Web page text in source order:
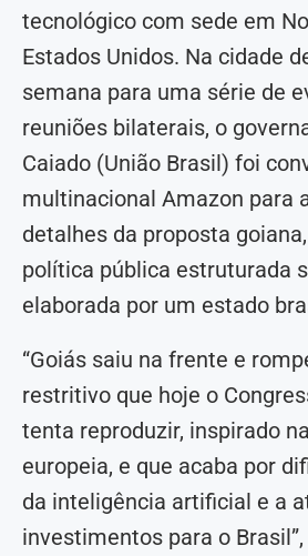
tecnológico com sede em
Estados Unidos. Na cidade
semana para uma série de
reuniões bilaterais, o
Caiado (União Brasil) foi
multinacional Amazon para
detalhes da proposta
política pública estruturada
elaborada por um estado
“Goiás saiu na frente e
restritivo que hoje o
tenta reproduzir, inspirado
europeia, e que acaba por
da inteligência artificial e a
investimentos para o